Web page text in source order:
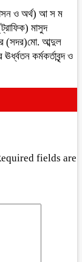
ও অর্থ) আ স ম
মাসুদ
(সদর)মো. আব্দুল
কর্মকর্তাবৃন্দ ও
fields are